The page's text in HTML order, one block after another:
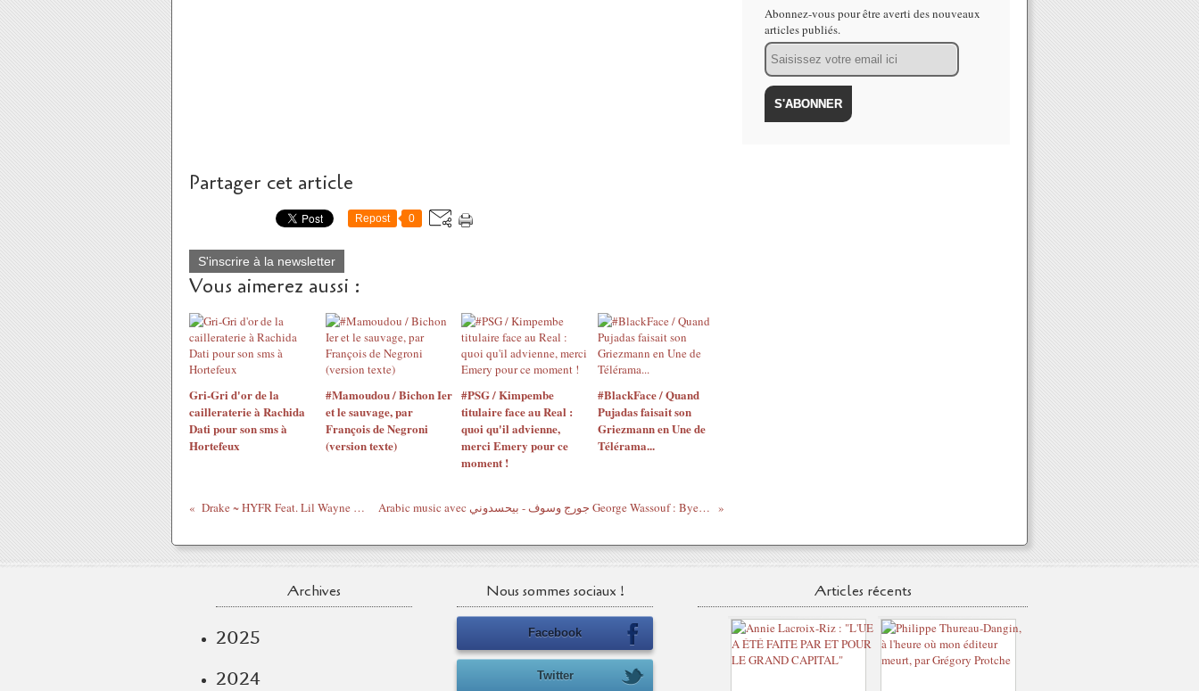
Partager cet article
Repost 0
S'inscrire à la newsletter
Vous aimerez aussi :
Gri-Gri d'or de la
cailleraterie à Rachida
Dati pour son sms à
Hortefeux
#Mamoudou / Bichon Ier
et le sauvage, par
François de Negroni
(version texte)
#PSG / Kimpembe
titulaire face au Real :
quoi qu'il advienne,
merci Emery pour ce
moment !
#BlackFace / Quand
Pujadas faisait son
Griezmann en Une de
Télérama...
Drake ~ HYFR Feat. Lil Wayne - Clip du mois Arabic music avec جورج وسوف - بيحسدوني George Wassouf : Bye7sidouni Clip (HQ) 2011
Abonnez-vous pour être averti des nouveaux
articles publiés.
Email
Archives
2025
2024
Nous sommes sociaux !
Facebook
Twitter
Articles récents